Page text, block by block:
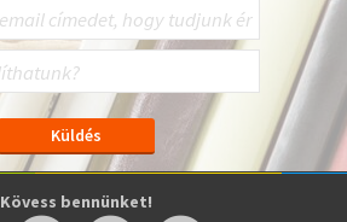
Kövess bennünket!